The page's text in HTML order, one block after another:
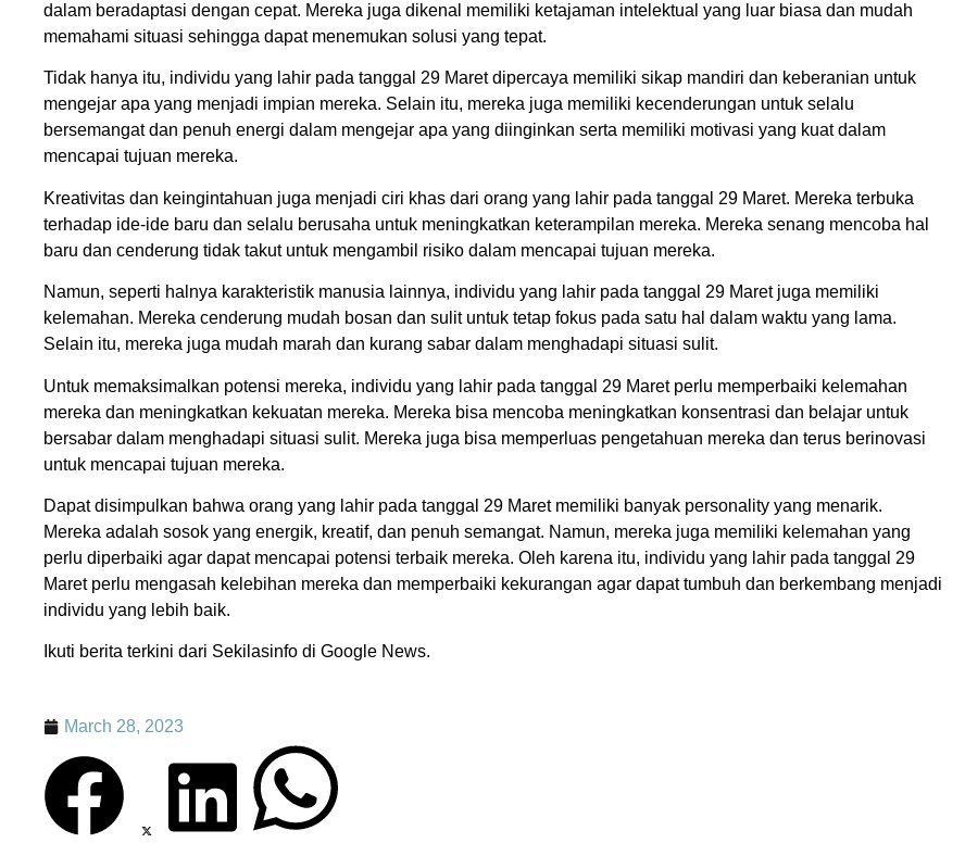
dalam beradaptasi dengan cepat. Mereka juga dikenal memiliki ketajaman intelektual yang luar biasa dan mudah
memahami situasi sehingga dapat menemukan solusi yang tepat.
Tidak hanya itu, individu yang lahir pada tanggal 29 Maret dipercaya memiliki sikap mandiri dan keberanian untuk
mengejar apa yang menjadi impian mereka. Selain itu, mereka juga memiliki kecenderungan untuk selalu
bersemangat dan penuh energi dalam mengejar apa yang diinginkan serta memiliki motivasi yang kuat dalam
mencapai tujuan mereka.
Kreativitas dan keingintahuan juga menjadi ciri khas dari orang yang lahir pada tanggal 29 Maret. Mereka terbuka
terhadap ide-ide baru dan selalu berusaha untuk meningkatkan keterampilan mereka. Mereka senang mencoba hal
baru dan cenderung tidak takut untuk mengambil risiko dalam mencapai tujuan mereka.
Namun, seperti halnya karakteristik manusia lainnya, individu yang lahir pada tanggal 29 Maret juga memiliki
kelemahan. Mereka cenderung mudah bosan dan sulit untuk tetap fokus pada satu hal dalam waktu yang lama.
Selain itu, mereka juga mudah marah dan kurang sabar dalam menghadapi situasi sulit.
Untuk memaksimalkan potensi mereka, individu yang lahir pada tanggal 29 Maret perlu memperbaiki kelemahan
mereka dan meningkatkan kekuatan mereka. Mereka bisa mencoba meningkatkan konsentrasi dan belajar untuk
bersabar dalam menghadapi situasi sulit. Mereka juga bisa memperluas pengetahuan mereka dan terus berinovasi
untuk mencapai tujuan mereka.
Dapat disimpulkan bahwa orang yang lahir pada tanggal 29 Maret memiliki banyak personality yang menarik.
Mereka adalah sosok yang energik, kreatif, dan penuh semangat. Namun, mereka juga memiliki kelemahan yang
perlu diperbaiki agar dapat mencapai potensi terbaik mereka. Oleh karena itu, individu yang lahir pada tanggal 29
Maret perlu mengasah kelebihan mereka dan memperbaiki kekurangan agar dapat tumbuh dan berkembang menjadi
individu yang lebih baik.
Ikuti berita terkini dari Sekilasinfo di Google News.
March 28, 2023